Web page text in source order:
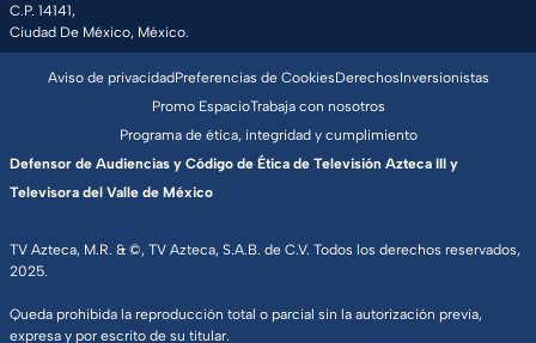
C.P. 14141,
Ciudad De México, México.
TV Azteca, M.R. & ©, TV Azteca, S.A.B. de C.V. Todos los derechos reservados,
2025.
Queda prohibida la reproducción total o parcial sin la autorización previa,
expresa y por escrito de su titular.
Aviso de privacidadPreferencias de CookiesDerechosInversionistas
Promo EspacioTrabaja con nosotros
Programa de ética, integridad y cumplimiento
Defensor de Audiencias y Código de Ética de Televisión Azteca III y
Televisora del Valle de México